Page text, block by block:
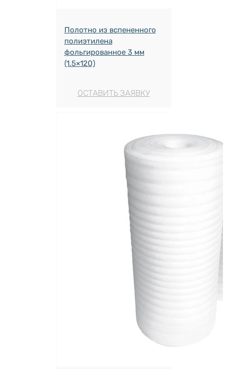
Полотно из вспененного
полиэтилена
фольгированное 3 мм
(1.5×120)
ОСТАВИТЬ ЗАЯВКУ